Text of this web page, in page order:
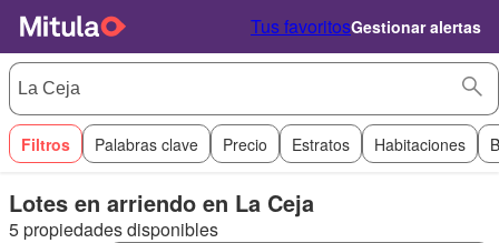
Tus favoritosGestionar alertas
Filtros Palabras clave Precio Estratos Habitaciones
Lotes en arriendo en La Ceja
5 propiedades disponibles